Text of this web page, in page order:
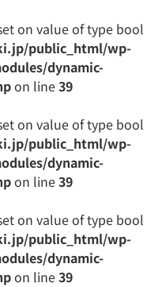
on value of type bool
public_html/wp-
dynamic-
on line39
on value of type bool
public_html/wp-
dynamic-
on line39
on value of type bool
public_html/wp-
dynamic-
on line39